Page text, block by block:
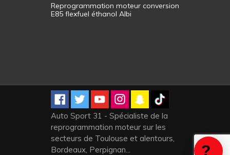
Reprogrammation moteur conversion
E85 flexfuel éthanol Albi
Auto Sport 31 - Spécialiste de la
reprogrammation moteur sur les
secteurs de Toulouse et alentours,
Bordeaux, Perpignan...